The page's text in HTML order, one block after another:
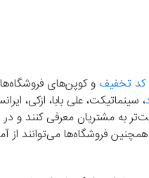
کد تخفیفو کوپن‌های
، سینماتیکت، علی بابا، ازکی،
مشتریان معرفی کنند و در
فروشگاه‌ها می‌توانند از